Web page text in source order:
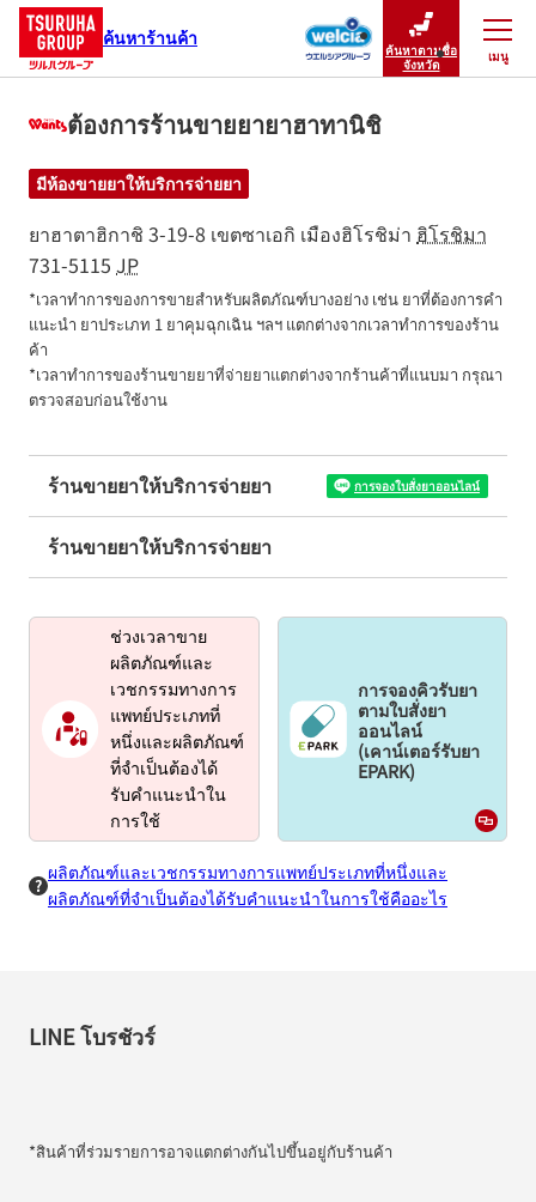
ค้นหาร้านค้า
ค้นหาตามชื่อ
จังหวัด
เมนู
ปิดเมนู
ต้องการร้านขายยายาฮาทานิชิ
มีห้องขายยาให้บริการจ่ายยา
ยาฮาตาฮิกาชิ 3-19-8 เขตซาเอกิ เมืองฮิโรชิม่า ฮิโรชิมา
731-5115 JP
*เวลาทำการของการขายสำหรับผลิตภัณฑ์บางอย่าง เช่น ยาที่ต้องการคำ
แนะนำ ยาประเภท 1 ยาคุมฉุกเฉิน ฯลฯ แตกต่างจากเวลาทำการของร้าน
ค้า
*เวลาทำการของร้านขายยาที่จ่ายยาแตกต่างจากร้านค้าที่แนบมา กรุณา
ตรวจสอบก่อนใช้งาน
ร้านขายยาให้บริการจ่ายยา การจองใบสั่งยาออนไลน์
ร้านขายยาให้บริการจ่ายยา
ช่วงเวลาขาย
ผลิตภัณฑ์และ
เวชกรรมทางการ
แพทย์ประเภทที่
หนึ่งและผลิตภัณฑ์
ที่จำเป็นต้องได้
รับคำแนะนำใน
การใช้
การจองคิวรับยา
ตามใบสั่งยา
ออนไลน์
(เคาน์เตอร์รับยา
EPARK)
ผลิตภัณฑ์และเวชกรรมทางการแพทย์ประเภทที่หนึ่งและ
ผลิตภัณฑ์ที่จำเป็นต้องได้รับคำแนะนำในการใช้คืออะไร
LINE โบรชัวร์
*สินค้าที่ร่วมรายการอาจแตกต่างกันไปขึ้นอยู่กับร้านค้า